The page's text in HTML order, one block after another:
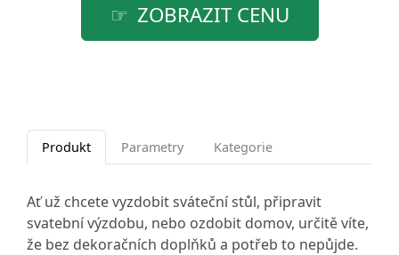
ZOBRAZIT CENU
Produkt Parametry Kategorie
Ať už chcete vyzdobit sváteční stůl, připravit
svatební výzdobu, nebo ozdobit domov, určitě víte,
že bez dekoračních doplňků a potřeb to nepůjde.